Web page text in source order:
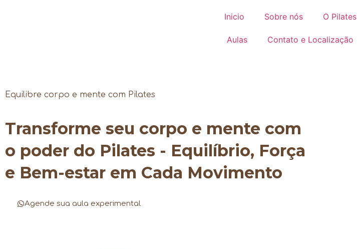
Inicio Sobre nós O Pilates
Aulas Contato e Localização
Equilibre corpo e mente com Pilates
Transforme seu corpo e mente com
o poder do Pilates - Equilíbrio, Força
e Bem-estar em Cada Movimento
Agende sua aula experimental